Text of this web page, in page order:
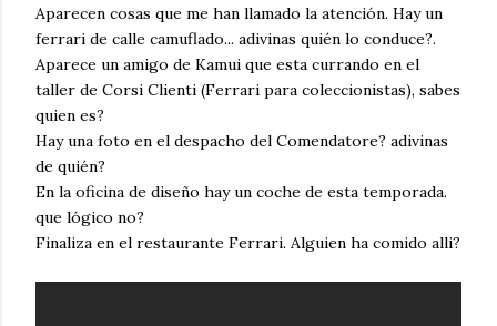
Aparecen cosas que me han llamado la atención. Hay un
ferrari de calle camuflado... adivinas quién lo conduce?.
Aparece un amigo de Kamui que esta currando en el
taller de Corsi Clienti (Ferrari para coleccionistas), sabes
quien es?
Hay una foto en el despacho del Comendatore? adivinas
de quién?
En la oficina de diseño hay un coche de esta temporada.
que lógico no?
Finaliza en el restaurante Ferrari. Alguien ha comido alli?